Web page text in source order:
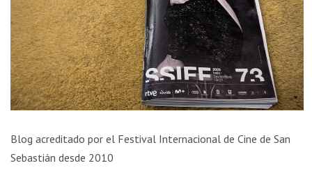
Blog acreditado por el Festival Internacional de Cine de San
Sebastián desde 2010